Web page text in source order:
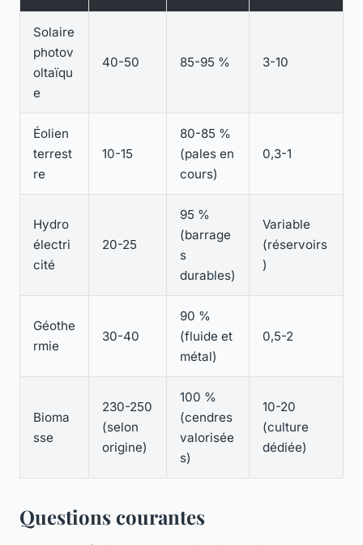
Solaire
photov
oltaïqu
e
40-50 85-95 % 3-10
Éolien
terrest
re
10-15
80-85 %
(pales en
cours)
0,3-1
Hydro
électri
cité
20-25
95 %
(barrage
s
durables)
Variable
(réservoirs
)
Géothe
rmie
30-40
90 %
(fluide et
métal)
0,5-2
Bioma
sse
230-250
(selon
origine)
100 %
(cendres
valorisée
s)
10-20
(culture
dédiée)
Questions courantes